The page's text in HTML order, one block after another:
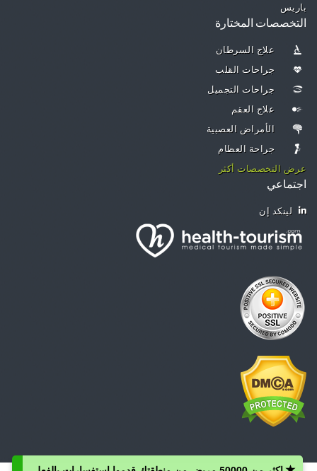
باريس
التخصصات المختارة
علاج السرطان
جراحات القلب
جراحات التجميل
علاج العقم
الأمراض العصبية
جراحة العظام
عرض التخصصات أكثر
اجتماعي
لينكد إن